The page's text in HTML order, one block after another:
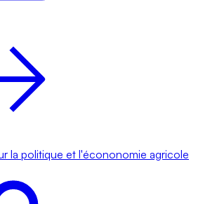
la politique et l'écononomie agricole